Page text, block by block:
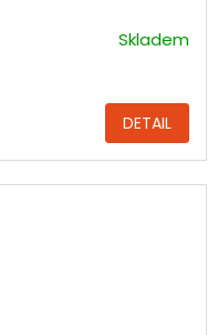
Skladem
DETAIL